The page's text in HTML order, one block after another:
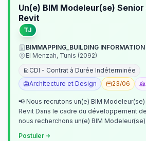
Un(e) BIM Modeleur(se)
Revit
TJ
BIMMAPPING_BUILDING
El Menzah, Tunis (2092)
CDI - Contrat à Durée Indéterminée
Architecture et Design
23/06
📢 Nous recrutons un(e) BIM
Revit Dans le cadre du développement de nos activités BIM,
nous recherchons un(e) BIM
Postuler